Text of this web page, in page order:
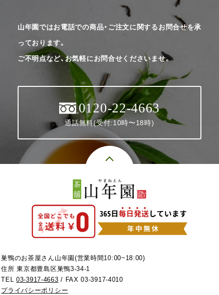
山年園ではお電話での商品・ご注文に関するお問合せを承
っております。
ご不明点など、お気軽にお問合せくださいませ。
0120-22-4663
通話無料(受付:10時〜18時)
巣鴨のお茶屋さん山年園(営業時間10:00~18:00)
住所 東京都豊島区巣鴨3-34-1
TEL03-3917-4663 / FAX 03-3917-4010
プライバシーポリシー